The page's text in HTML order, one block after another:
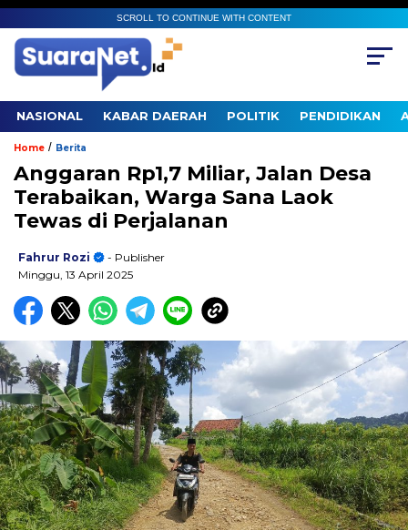
SCROLL TO CONTINUE WITH CONTENT
NASIONAL KABAR DAERAH POLITIK PENDIDIKAN
Home / Berita
Anggaran Rp1,7 Miliar, Jalan Desa
Terabaikan, Warga Sana Laok
Tewas di Perjalanan
Fahrur Rozi
- Publisher
Minggu, 13 April 2025